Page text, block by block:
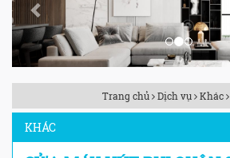
Trang chủ Dịch vụ Khác
KHÁC